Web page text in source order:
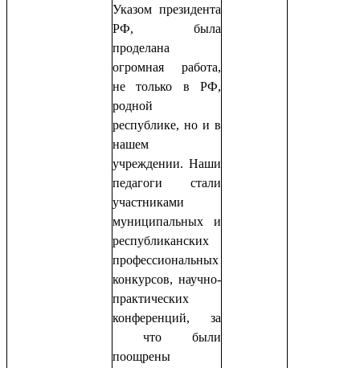
Указом президента
РФ, была
проделана
огромная работа,
не только в РФ,
родной
республике, но и в
нашем
учреждении. Наши
педагоги стали
участниками
муниципальных и
республиканских
профессиональных
конкурсов, научно-
практических
конференций, за
что были
поощрены